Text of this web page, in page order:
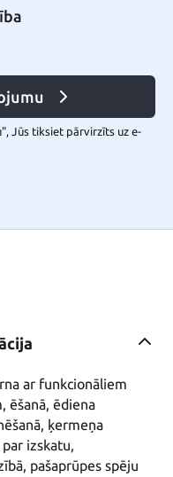
Jūs tiksiet pārvirzīts uz e-
ar funkcionāliem
ēšanā, ēdiena
ķermeņa
izskatu,
pašaprūpes spēju